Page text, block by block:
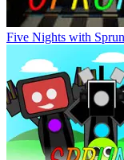
Five Nights with